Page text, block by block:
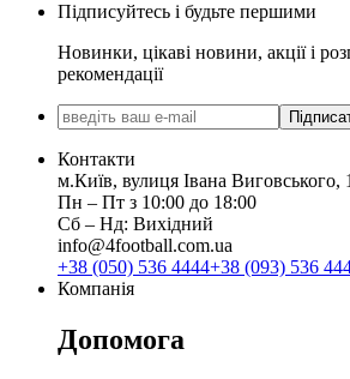
Підписуйтесь і будьте першими
Новинки, цікаві новини, акції і
рекомендації
Контакти
м.Київ, вулиця Івана Виговського,
Пн ‒ Пт з 10:00 до 18:00
Сб ‒ Нд: Вихідний
info@4football.com.ua
+38 (050) 536 4444+38 (093) 536
Компанія
Допомога